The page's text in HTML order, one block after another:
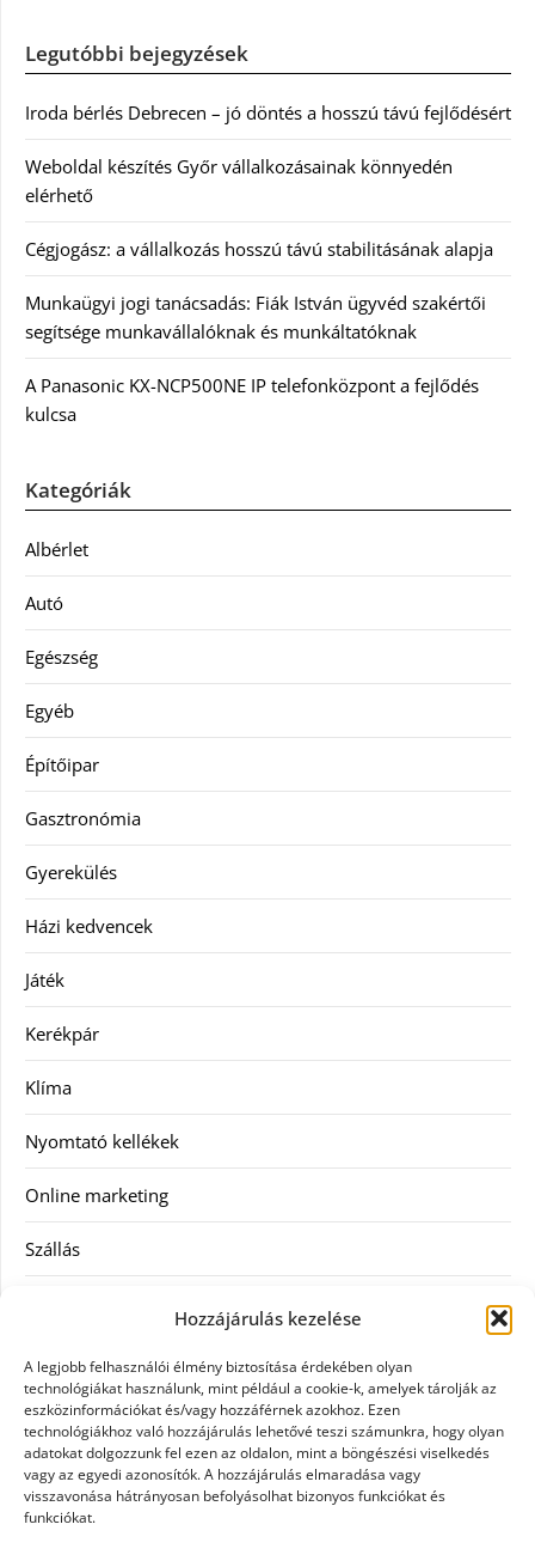
Hozzájárulás kezelése
A legjobb felhasználói élmény biztosítása érdekében olyan
technológiákat használunk, mint például a cookie-k, amelyek tárolják az
eszközinformációkat és/vagy hozzáférnek azokhoz. Ezen
technológiákhoz való hozzájárulás lehetővé teszi számunkra, hogy olyan
adatokat dolgozzunk fel ezen az oldalon, mint a böngészési viselkedés
vagy az egyedi azonosítók. A hozzájárulás elmaradása vagy
visszavonása hátrányosan befolyásolhat bizonyos funkciókat és
funkciókat.
Legutóbbi bejegyzések
Iroda bérlés Debrecen – jó döntés a hosszú távú fejlődésért
Weboldal készítés Győr vállalkozásainak könnyedén
elérhető
Cégjogász: a vállalkozás hosszú távú stabilitásának alapja
Munkaügyi jogi tanácsadás: Fiák István ügyvéd szakértői
segítsége munkavállalóknak és munkáltatóknak
A Panasonic KX-NCP500NE IP telefonközpont a fejlődés
kulcsa
Kategóriák
Albérlet
Autó
Egészség
Egyéb
Építőipar
Gasztronómia
Gyerekülés
Házi kedvencek
Játék
Kerékpár
Klíma
Nyomtató kellékek
Online marketing
Szállás
Szellőztető
Szolgáltatás
Táskák
Utazás